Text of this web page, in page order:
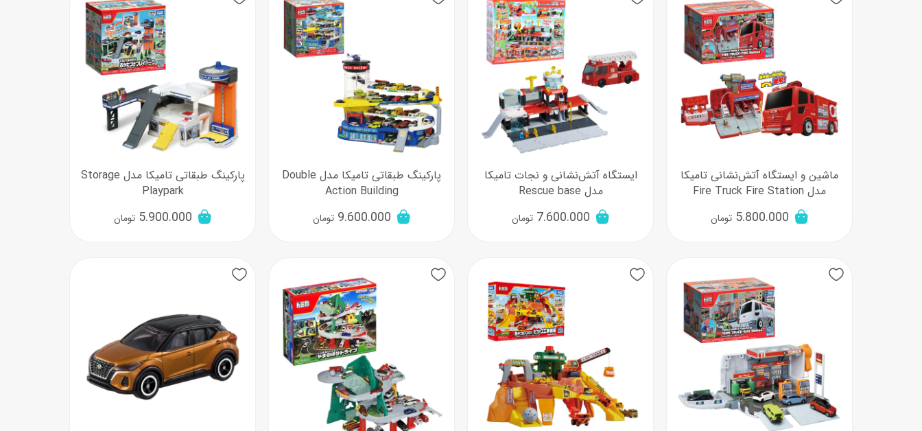
ماشین و ایستگاه آتش‌نشانی تامیکا
مدل Fire Truck Fire Station
5.800.000 تومان
ایستگاه آتش‌نشانی و نجات تامیکا
مدل Rescue base
7.600.000 تومان
پارکینگ طبقاتی تامیکا مدل Double
Action Building
9.600.000 تومان
پارکینگ طبقاتی تامیکا مدل Storage
Playpark
5.900.000 تومان